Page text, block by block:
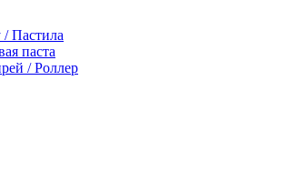
Пастила
паста
/ Роллер